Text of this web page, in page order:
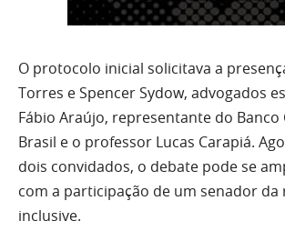
O protocolo inicial solicitava a
Torres e Spencer Sydow, advogados
Fábio Araújo, representante do Banco
Brasil e o professor Lucas Carapiá.
dois convidados, o debate pode se
com a participação de um senador da
inclusive.